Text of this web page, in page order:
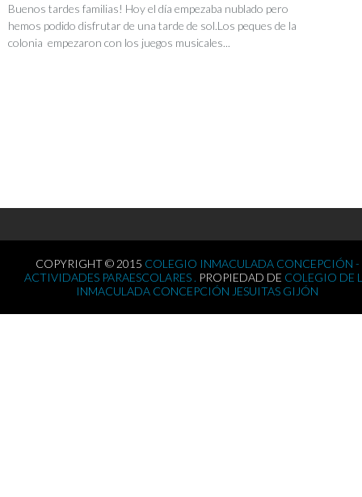
Buenos tardes familias! Hoy el día empezaba nublado pero
hemos podido disfrutar de una tarde de sol.Los peques de la
colonia empezaron con los juegos musicales...
COPYRIGHT © 2015 COLEGIO INMACULADA CONCEPCIÓN -
ACTIVIDADES PARAESCOLARES . PROPIEDAD DE COLEGIO DE
INMACULADA CONCEPCIÓN JESUITAS GIJÓN